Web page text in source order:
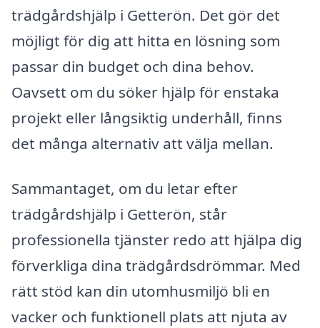
trädgårdshjälp i Getterön. Det gör det
möjligt för dig att hitta en lösning som
passar din budget och dina behov.
Oavsett om du söker hjälp för enstaka
projekt eller långsiktig underhåll, finns
det många alternativ att välja mellan.
Sammantaget, om du letar efter
trädgårdshjälp i Getterön, står
professionella tjänster redo att hjälpa dig
förverkliga dina trädgårdsdrömmar. Med
rätt stöd kan din utomhusmiljö bli en
vacker och funktionell plats att njuta av